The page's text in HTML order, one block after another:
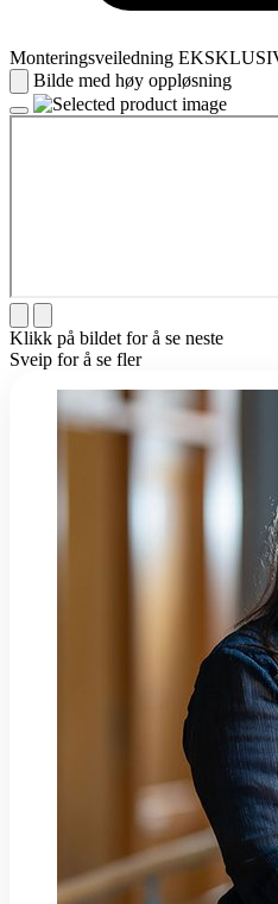
Monteringsveiledning
Bilde med høy oppløsning
Klikk på bildet for å se neste
Sveip for å se fler